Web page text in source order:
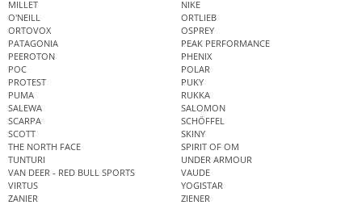
MILLET
NIKE
O'NEILL
ORTLIEB
ORTOVOX
OSPREY
PATAGONIA
PEAK PERFORMANCE
PEEROTON
PHENIX
POC
POLAR
PROTEST
PUKY
PUMA
RUKKA
SALEWA
SALOMON
SCARPA
SCHÖFFEL
SCOTT
SKINY
THE NORTH FACE
SPIRIT OF OM
TUNTURI
UNDER ARMOUR
VAN DEER - RED BULL SPORTS
VAUDE
VIRTUS
YOGISTAR
ZANIER
ZIENER